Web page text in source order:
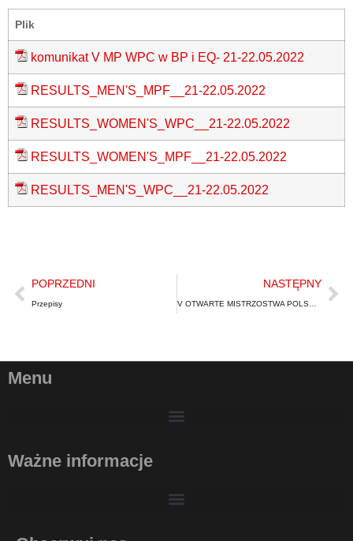
Plik
komunikat V MP WPC w BP i EQ- 21-22.05.2022
RESULTS_MEN'S_MPF__21-22.05.2022
RESULTS_WOMEN'S_WPC__21-22.05.2022
RESULTS_WOMEN'S_MPF__21-22.05.2022
RESULTS_MEN'S_WPC__21-22.05.2022
POPRZEDNI
Przepisy
NASTĘPNY
V OTWARTE MISTRZOSTWA POLSKI W WYCISKANIU SZTANGI LEŻĄC RAW I EQ & VIII MISTRZOSTWA POLSKI SŁUŻB MUNDUROWYCH W WYCISKANIU SZTANGI LEŻĄC RAW
Menu
Ważne informacje